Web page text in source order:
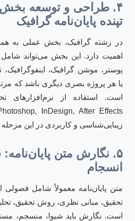
۴. طراحی و توسعه
تپنده پایان‌نامه گرافیک
در رشته گرافیک، بخش عملی به
اهمیت دارد. این بخش می‌تواند
پوستر، موشن گرافیک،
یا هر پروژه بصری دیگری باشد که
زیبایی‌شناسی و کاربردی در این
۵. نگارش متن
انسجام
متن پایان‌نامه معمولاً شامل فصولی
تحقیق، مبانی نظری، روش تحقیق،
است. نگارش باید شیوا، منسجم،